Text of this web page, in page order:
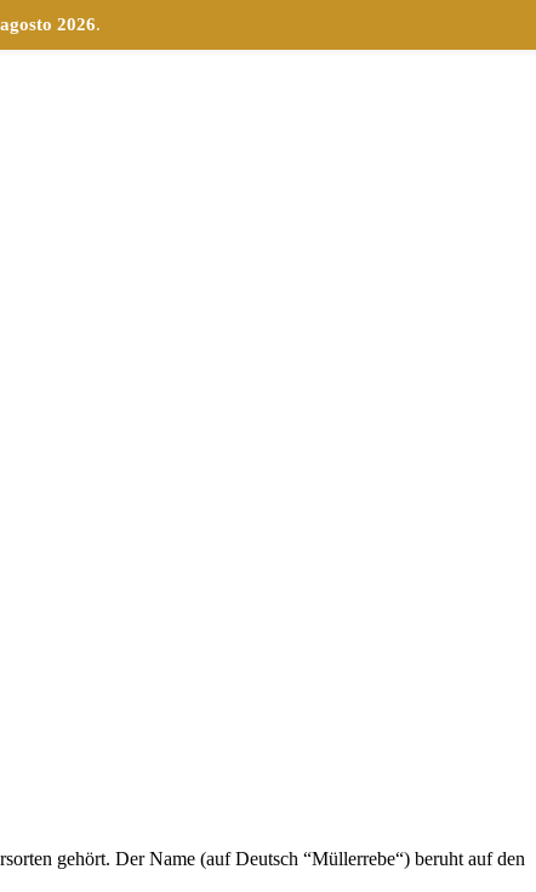
gehört. Der Name (auf Deutsch “Müllerrebe“) beruht auf den
2026.